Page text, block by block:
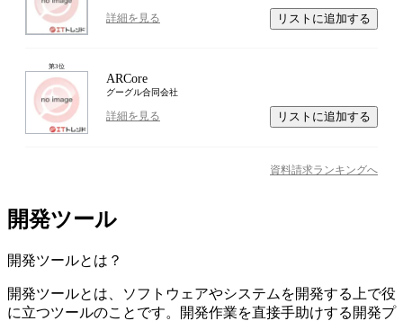
詳細を見る リストに追加する
第3位
ARCore
グーグル合同会社
詳細を見る リストに追加する
資料請求ランキングへ
開発ツール
開発ツールとは？
開発ツールとは、ソフトウェアやシステムを開発する上で役
に立つツールのことです。開発作業を直接手助けする開発プ